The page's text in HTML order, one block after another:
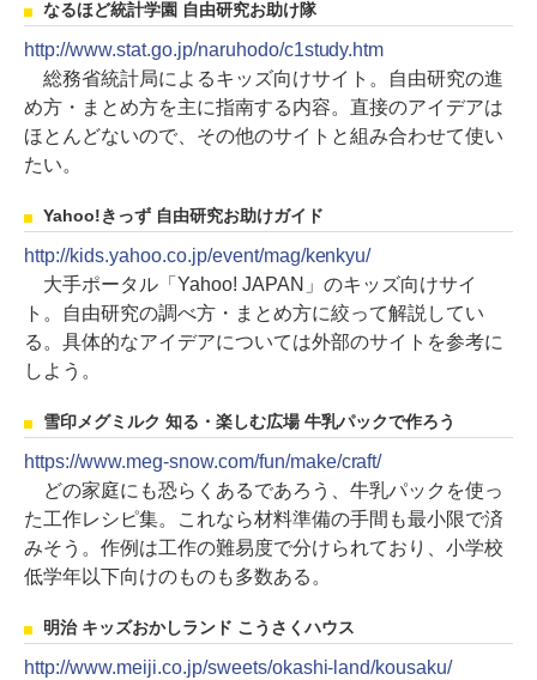
なるほど統計学園 自由研究お助け隊
http://www.stat.go.jp/naruhodo/c1study.htm
総務省統計局によるキッズ向けサイト。自由研究の進
め方・まとめ方を主に指南する内容。直接のアイデアは
ほとんどないので、その他のサイトと組み合わせて使い
たい。
Yahoo!きっず 自由研究お助けガイド
http://kids.yahoo.co.jp/event/mag/kenkyu/
大手ポータル「Yahoo! JAPAN」のキッズ向けサイ
ト。自由研究の調べ方・まとめ方に絞って解説してい
る。具体的なアイデアについては外部のサイトを参考に
しよう。
雪印メグミルク 知る・楽しむ広場 牛乳パックで作ろう
https://www.meg-snow.com/fun/make/craft/
どの家庭にも恐らくあるであろう、牛乳パックを使っ
た工作レシピ集。これなら材料準備の手間も最小限で済
みそう。作例は工作の難易度で分けられており、小学校
低学年以下向けのものも多数ある。
明治 キッズおかしランド こうさくハウス
http://www.meiji.co.jp/sweets/okashi-land/kousaku/